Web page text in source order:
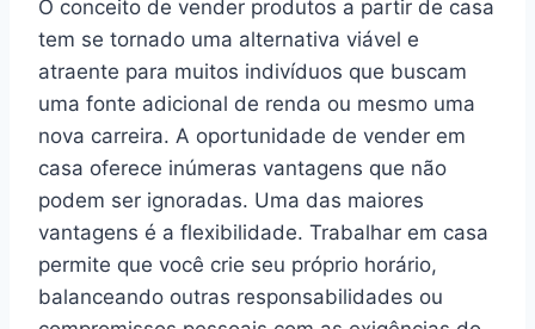
O conceito de vender produtos a partir de casa
tem se tornado uma alternativa viável e
atraente para muitos indivíduos que buscam
uma fonte adicional de renda ou mesmo uma
nova carreira. A oportunidade de vender em
casa oferece inúmeras vantagens que não
podem ser ignoradas. Uma das maiores
vantagens é a flexibilidade. Trabalhar em casa
permite que você crie seu próprio horário,
balanceando outras responsabilidades ou